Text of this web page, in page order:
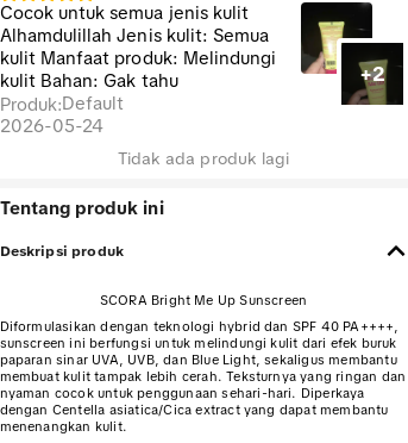
Cocok untuk semua jenis kulit
Alhamdulillah Jenis kulit: Semua
kulit Manfaat produk: Melindungi
kulit Bahan: Gak tahu
+2
Produk:Default
2026-05-24
Tidak ada produk lagi
Tentang produk ini
Deskripsi produk
SCORA Bright Me Up Sunscreen
Diformulasikan dengan teknologi hybrid dan SPF 40 PA++++,
sunscreen ini berfungsi untuk melindungi kulit dari efek buruk
paparan sinar UVA, UVB, dan Blue Light, sekaligus membantu
membuat kulit tampak lebih cerah. Teksturnya yang ringan dan
nyaman cocok untuk penggunaan sehari-hari. Diperkaya
dengan Centella asiatica/Cica extract yang dapat membantu
menenangkan kulit.